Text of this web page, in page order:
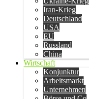
Iran-Krieg
Deutschland
USA
EU
Russland
China
Wirtschaft
Konjunktur
Arbeitsmarkt
Unternehmen